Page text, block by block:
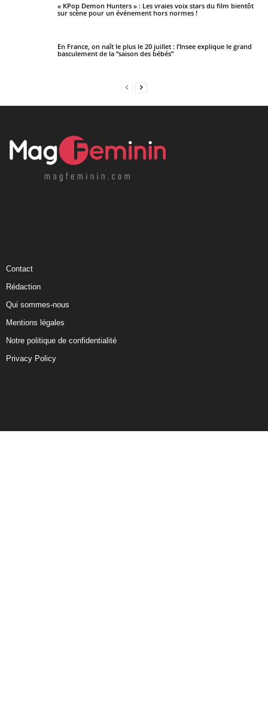
« KPop Demon Hunters » : Les vraies voix stars du film bientôt
sur scène pour un événement hors normes !
En France, on naît le plus le 20 juillet : l’Insee explique le grand
basculement de la “saison des bébés”
Contact
Rédaction
Qui sommes-nous
Mentions légales
Notre politique de confidentialité
Privacy Policy